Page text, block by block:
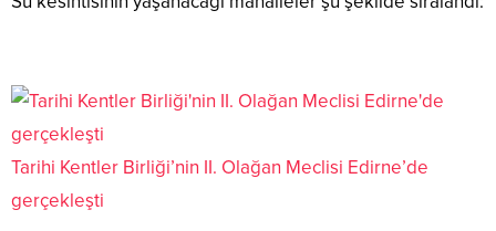
Tarihi Kentler Birliği’nin II. Olağan Meclisi Edirne’de
gerçekleşti